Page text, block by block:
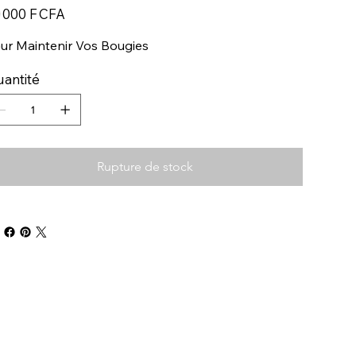
000 F CFA
Maintenir Vos Bougies
Rupture de stock